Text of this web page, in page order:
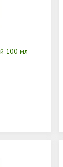
100 мл